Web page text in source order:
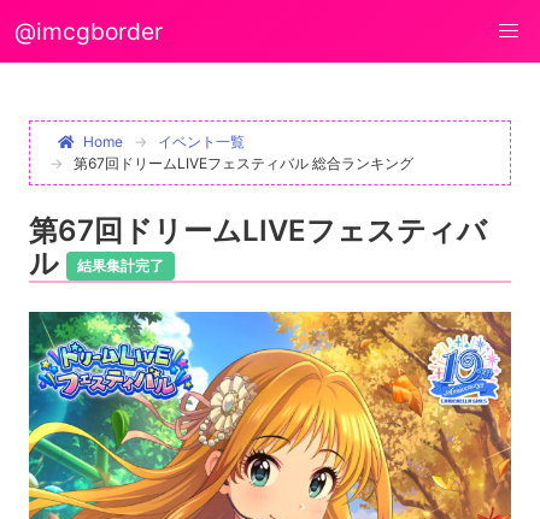
@imcgborder
Home
イベント一覧
第67回ドリームLIVEフェスティバル 総合ランキング
第67回ドリームLIVEフェスティバ
ル
結果集計完了